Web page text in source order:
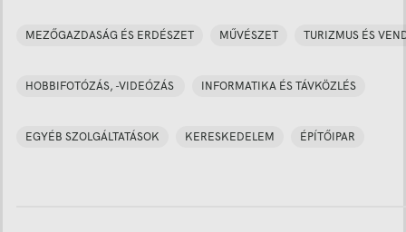
MEZŐGAZDASÁG ÉS ERDÉSZET MŰVÉSZET TURIZMUS ÉS
HOBBIFOTÓZÁS, -VIDEÓZÁS INFORMATIKA ÉS TÁVKÖZLÉS
EGYÉB SZOLGÁLTATÁSOK KERESKEDELEM ÉPÍTŐIPAR